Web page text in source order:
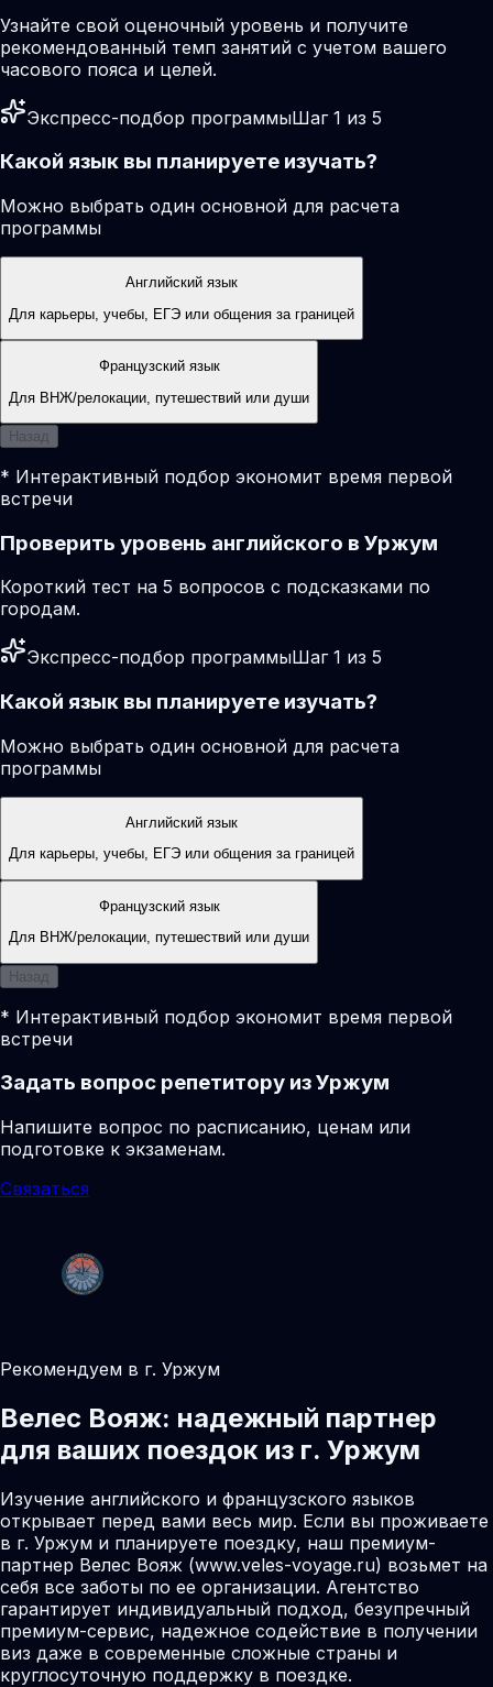
Узнайте свой оценочный уровень и получите
рекомендованный темп занятий с учетом вашего
часового пояса и целей.
Экспресс-подбор программыШаг 1 из 5
Какой язык вы планируете изучать?
Можно выбрать один основной для расчета
программы
Английский язык
Для карьеры, учебы, ЕГЭ или общения за границей
Французский язык
Для ВНЖ/релокации, путешествий или души
Назад
* Интерактивный подбор экономит время первой
встречи
Проверить уровень английского в Уржум
Короткий тест на 5 вопросов с подсказками по
городам.
Экспресс-подбор программыШаг 1 из 5
Какой язык вы планируете изучать?
Можно выбрать один основной для расчета
программы
Английский язык
Для карьеры, учебы, ЕГЭ или общения за границей
Французский язык
Для ВНЖ/релокации, путешествий или души
Назад
* Интерактивный подбор экономит время первой
встречи
Задать вопрос репетитору из Уржум
Напишите вопрос по расписанию, ценам или
подготовке к экзаменам.
Связаться
Рекомендуем в г. Уржум
Велес Вояж: надежный партнер
для ваших поездок из г. Уржум
Изучение английского и французского языков
открывает перед вами весь мир. Если вы проживаете
в г. Уржум и планируете поездку, наш премиум-
партнер Велес Вояж (www.veles-voyage.ru) возьмет на
себя все заботы по ее организации. Агентство
гарантирует индивидуальный подход, безупречный
премиум-сервис, надежное содействие в получении
виз даже в современные сложные страны и
круглосуточную поддержку в поездке.